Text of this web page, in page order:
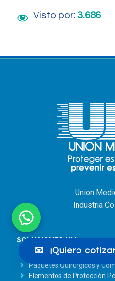
Visto por: 3.686
Union
Industria
SOLUCIONES UM:
Paquetes Quirúrgicos y
Elementos de Protección
📧 ¡Quiero